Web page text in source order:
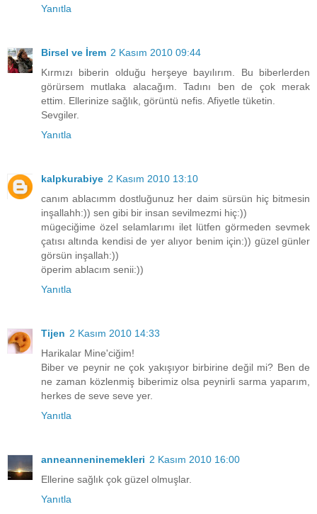
Yanıtla
Birsel ve İrem 2 Kasım 2010 09:44
Kırmızı biberin olduğu herşeye bayılırım. Bu biberlerden
görürsem mutlaka alacağım. Tadını ben de çok merak
ettim. Ellerinize sağlık, görüntü nefis. Afiyetle tüketin.
Sevgiler.
Yanıtla
kalpkurabiye 2 Kasım 2010 13:10
canım ablacımm dostluğunuz her daim sürsün hiç bitmesin
inşallahh:)) sen gibi bir insan sevilmezmi hiç:))
mügeciğime özel selamlarımı ilet lütfen görmeden sevmek
çatısı altında kendisi de yer alıyor benim için:)) güzel günler
görsün inşallah:))
öperim ablacım senii:))
Yanıtla
Tijen 2 Kasım 2010 14:33
Harikalar Mine'ciğim!
Biber ve peynir ne çok yakışıyor birbirine değil mi? Ben de
ne zaman közlenmiş biberimiz olsa peynirli sarma yaparım,
herkes de seve seve yer.
Yanıtla
anneanneninemekleri 2 Kasım 2010 16:00
Ellerine sağlık çok güzel olmuşlar.
Yanıtla